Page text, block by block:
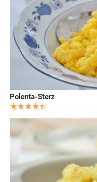
Polenta-Sterz